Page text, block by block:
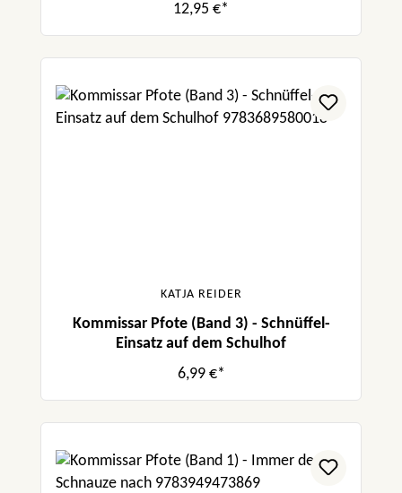
12,95 €*
KATJA REIDER
Kommissar Pfote (Band 3) - Schnüffel-
Einsatz auf dem Schulhof
6,99 €*